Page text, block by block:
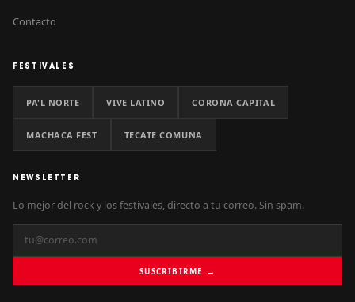
Contacto
FESTIVALES
PA'L NORTE VIVE LATINO CORONA CAPITAL
MACHACA FEST TECATE COMUNA
NEWSLETTER
Lo mejor del rock y los festivales, directo a tu correo. Sin spam.
SUSCRIBIRME →